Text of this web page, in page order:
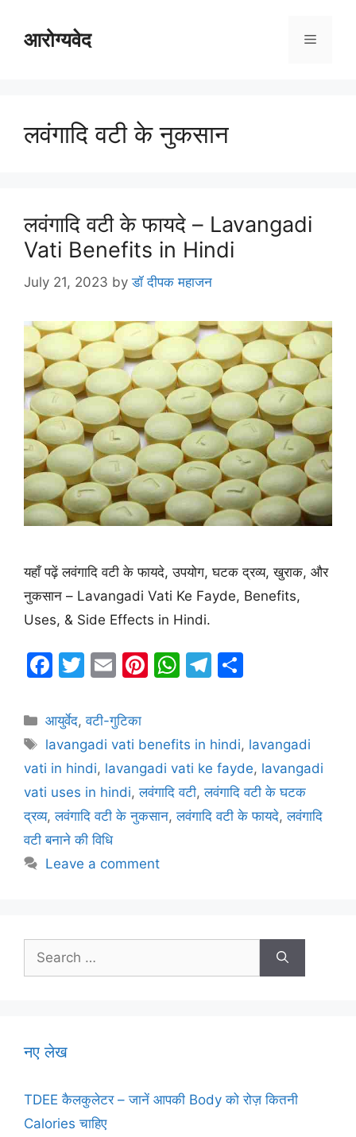
आरोग्यवेद Menu
लवंगादि वटी के नुकसान
लवंगादि वटी के फायदे – Lavangadi
Vati Benefits in Hindi
July 21, 2023 byडॉ दीपक महाजन
यहाँ पढ़ें लवंगादि वटी के फायदे, उपयोग, घटक द्रव्य, खुराक, और
नुकसान – Lavangadi Vati Ke Fayde, Benefits,
Uses, & Side Effects in Hindi.
F
c
e
b
o
o
k
T
itt
er
E
ai
l
Pi
e
st
W
s
A
p
p
T
gr
a
m
e
Categories
आयुर्वेद,वटी-गुटिका
Tags
lavangadi vati benefits in hindi, lavangadi
vati in hindi, lavangadi vati ke fayde, lavangadi
vati uses in hindi,लवंगादि वटी,लवंगादि वटी के घटक
द्रव्य,लवंगादि वटी के नुकसान,लवंगादि वटी के फायदे,लवंगादि
वटी बनाने की विधि
Leave a comment
Search
for:
नए लेख
TDEE कैलकुलेटर – जानें आपकी Body को रोज़ कितनी
Calories चाहिए